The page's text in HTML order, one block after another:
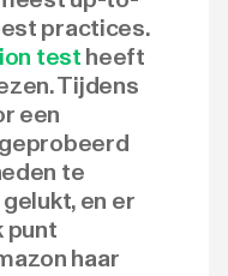
practices.
test heeft
Tijdens
een
te
en er
punt
haar